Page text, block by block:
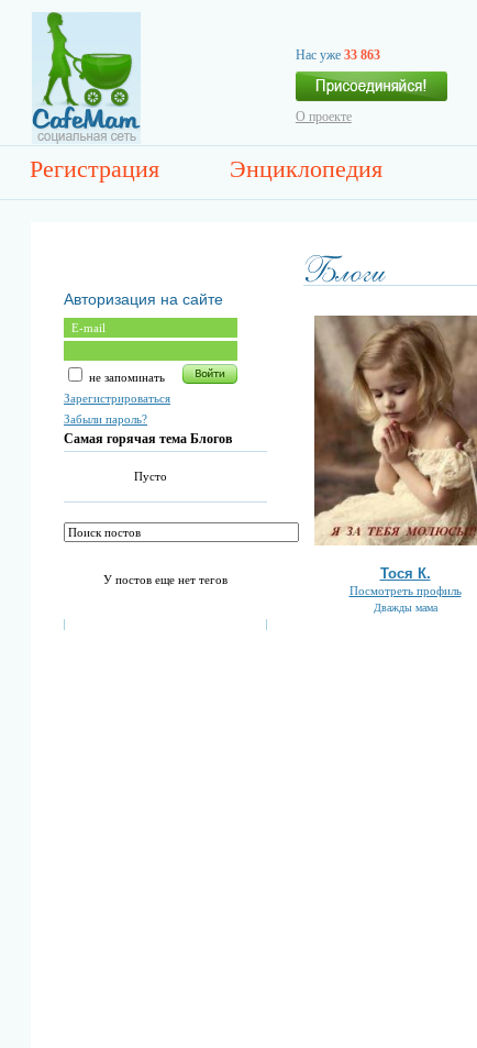
Нас уже 33 863
О проекте
Регистрация Энциклопедия
Авторизация на сайте
не запоминать
Зарегистрироваться
Забыли пароль?
Самая горячая тема Блогов
Пусто
У постов еще нет тегов Тоcя К.
Посмотреть профиль
Дважды мама